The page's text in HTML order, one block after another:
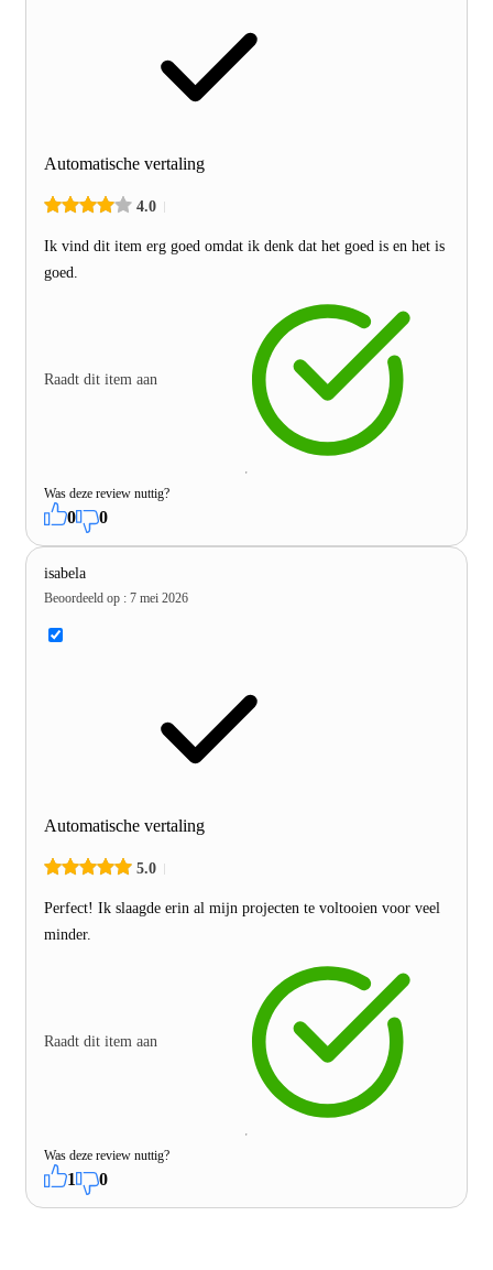
Automatische vertaling
4.0
Ik vind dit item erg goed omdat ik denk dat het goed is en het is
goed.
Raadt dit item aan
Was deze review nuttig?
0 0
isabela
Beoordeeld op : 7 mei 2026
Automatische vertaling
5.0
Perfect! Ik slaagde erin al mijn projecten te voltooien voor veel
minder.
Raadt dit item aan
Was deze review nuttig?
1 0